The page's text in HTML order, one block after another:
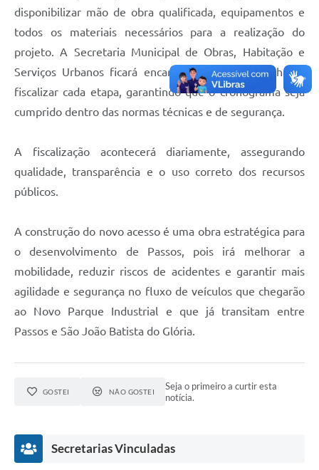
disponibilizar mão de obra qualificada, equipamentos e
todos os materiais necessários para a realização do
projeto. A Secretaria Municipal de Obras, Habitação e
Serviços Urbanos ficará encarregada de acompanhar e
fiscalizar cada etapa, garantindo que o cronograma seja
cumprido dentro das normas técnicas e de segurança.
A fiscalização acontecerá diariamente, assegurando
qualidade, transparência e o uso correto dos recursos
públicos.
A construção do novo acesso é uma obra estratégica para
o desenvolvimento de Passos, pois irá melhorar a
mobilidade, reduzir riscos de acidentes e garantir mais
agilidade e segurança no fluxo de veículos que chegarão
ao Novo Parque Industrial e que já transitam entre
Passos e São João Batista do Glória.
GOSTEI NÃO GOSTEI
Seja o primeiro a curtir esta
notícia.
Secretarias Vinculadas